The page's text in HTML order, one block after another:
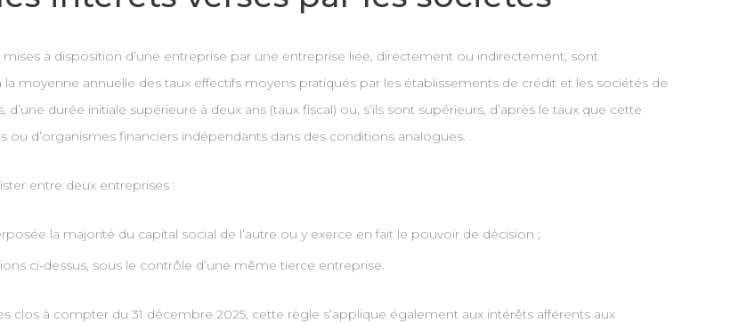
à disposition d’une entreprise par une entreprise liée, directement ou indirectement, sont
moyenne annuelle des taux effectifs moyens pratiqués par les établissements de crédit et les sociétés de
durée initiale supérieure à deux ans (taux fiscal) ou, s’ils sont supérieurs, d’après le taux que cette
d’organismes financiers indépendants dans des conditions analogues.
entre deux entreprises :
la majorité du capital social de l’autre ou y exerce en fait le pouvoir de décision ;
ci-dessus, sous le contrôle d’une même tierce entreprise.
clos à compter du 31 décembre 2025, cette règle s’applique également aux intérêts afférents aux